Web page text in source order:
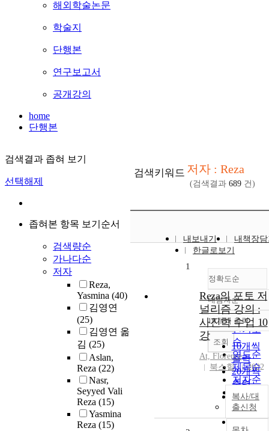
해외학술논문
학술지
단행본
연구보고서
공개강의
home
단행본
검색결과 좁혀 보기
선택해제
좁혀본 항목 보기순서
검색량순
가나다순
저자
Reza,
Yasmina (40)
김영연
(25)
김영연 옮
김 (25)
Aslan,
Reza (22)
Nasr,
Seyyed Vali
Reza (15)
Yasmina
Reza (15)
검색키워드 저자 : Reza
(검색결과 689 건)
내보내기
내책장
한글로보기
정확도순
정확도
순
인기도
순
연도순
제목순
저자순
발행기
관순
내림차순
내림차
10개씩 출력
10개씩
출력
20개씩
출력
30개씩
출력
50개씩
조회
1
Reza의 포토 저
널리즘 강의 :
사진학 수업 10
강
At, Florence
북스힐
2022
복사/대
출신청